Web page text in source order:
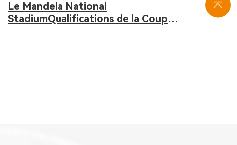
Le Mandela National
StadiumQualifications de la Coupe